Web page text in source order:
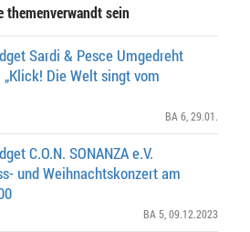
themenverwandt sein
Sardi & Pesce Umgedreht
„Klick! Die Welt singt vom
BA 6 , 29.01.
C.O.N. SONANZA e.V.
und Weihnachtskonzert am
BA 5 , 09.12.2023